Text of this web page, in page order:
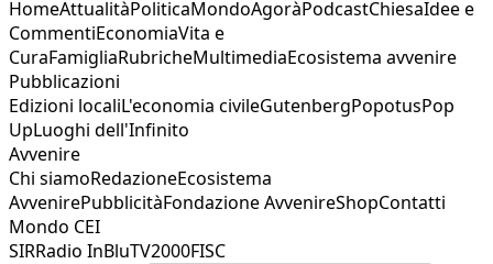
HomeAttualitàPoliticaMondoAgoràPodcastChiesaIdee e
CommentiEconomiaVita e
CuraFamigliaRubricheMultimediaEcosistema avvenire
Pubblicazioni
Edizioni localiL'economia civileGutenbergPopotusPop
UpLuoghi dell'Infinito
Avvenire
Chi siamoRedazioneEcosistema
AvvenirePubblicitàFondazione AvvenireShopContatti
Mondo CEI
SIRRadio InBluTV2000FISC